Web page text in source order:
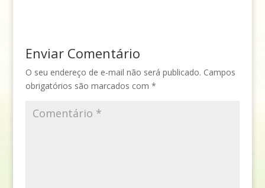
Enviar Comentário
O seu endereço de e-mail não será publicado. Campos
obrigatórios são marcados com *